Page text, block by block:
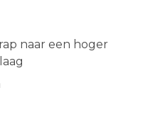
naar een hoger